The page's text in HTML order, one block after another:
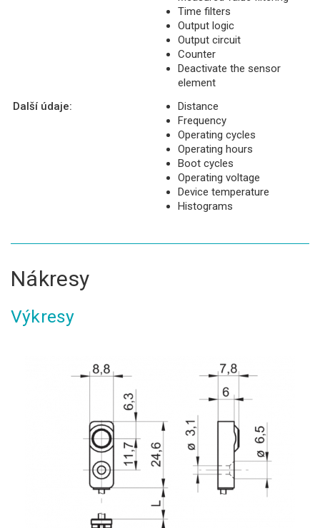
Time filters
Output logic
Output circuit
Counter
Deactivate the sensor
element
Další údaje:
Distance
Frequency
Operating cycles
Operating hours
Boot cycles
Operating voltage
Device temperature
Histograms
Nákresy
Výkresy